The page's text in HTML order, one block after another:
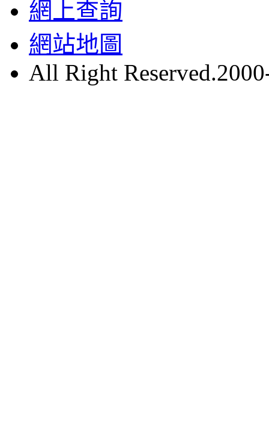
網上查詢
網站地圖
All Right